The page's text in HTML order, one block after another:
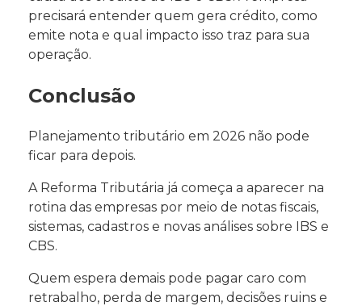
precisará entender quem gera crédito, como
emite nota e qual impacto isso traz para sua
operação.
Conclusão
Planejamento tributário em 2026 não pode
ficar para depois.
A Reforma Tributária já começa a aparecer na
rotina das empresas por meio de notas fiscais,
sistemas, cadastros e novas análises sobre IBS e
CBS.
Quem espera demais pode pagar caro com
retrabalho, perda de margem, decisões ruins e